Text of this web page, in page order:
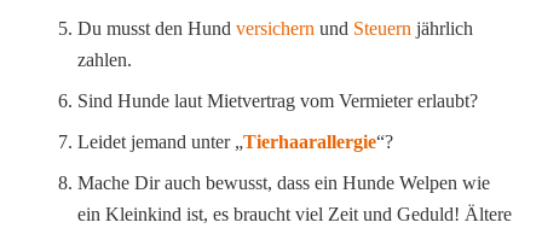
Du musst den Hund versichern und Steuern jährlich
zahlen.
Sind Hunde laut Mietvertrag vom Vermieter erlaubt?
Leidet jemand unter „Tierhaarallergie“?
Mache Dir auch bewusst, dass ein Hunde Welpen wie
ein Kleinkind ist, es braucht viel Zeit und Geduld! Ältere